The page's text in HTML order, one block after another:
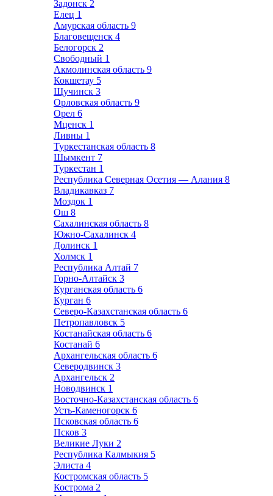
Задонск 2
Елец 1
Амурская область 9
Благовещенск 4
Белогорск 2
Свободный 1
Акмолинская область 9
Кокшетау 5
Щучинск 3
Орловская область 9
Орел 6
Мценск 1
Ливны 1
Туркестанская область 8
Шымкент 7
Туркестан 1
Республика Северная Осетия — Алания 8
Владикавказ 7
Моздок 1
Ош 8
Сахалинская область 8
Южно-Сахалинск 4
Долинск 1
Холмск 1
Республика Алтай 7
Горно-Алтайск 3
Курганская область 6
Курган 6
Северо-Казахстанская область 6
Петропавловск 5
Костанайская область 6
Костанай 6
Архангельская область 6
Северодвинск 3
Архангельск 2
Новодвинск 1
Восточно-Казахстанская область 6
Усть-Каменогорск 6
Псковская область 6
Псков 3
Великие Луки 2
Республика Калмыкия 5
Элиста 4
Костромская область 5
Кострома 2